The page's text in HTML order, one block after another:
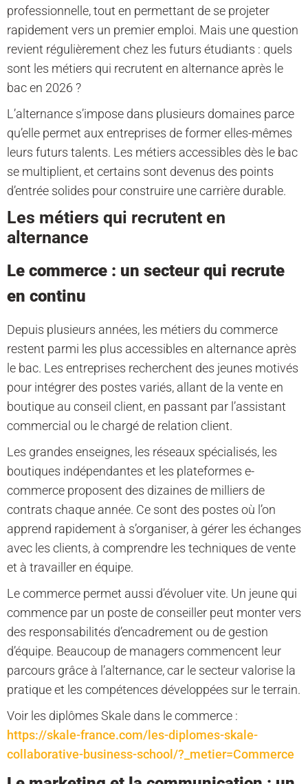
professionnelle, tout en permettant de se projeter
rapidement vers un premier emploi. Mais une question
revient régulièrement chez les futurs étudiants : quels
sont les métiers qui recrutent en alternance après le
bac en 2026 ?
L’alternance s’impose dans plusieurs domaines parce
qu’elle permet aux entreprises de former elles-mêmes
leurs futurs talents. Les métiers accessibles dès le bac
se multiplient, et certains sont devenus des points
d’entrée solides pour construire une carrière durable.
Les métiers qui recrutent en
alternance
Le commerce : un secteur qui recrute
en continu
Depuis plusieurs années, les métiers du commerce
restent parmi les plus accessibles en alternance après
le bac. Les entreprises recherchent des jeunes motivés
pour intégrer des postes variés, allant de la vente en
boutique au conseil client, en passant par l’assistant
commercial ou le chargé de relation client.
Les grandes enseignes, les réseaux spécialisés, les
boutiques indépendantes et les plateformes e-
commerce proposent des dizaines de milliers de
contrats chaque année. Ce sont des postes où l’on
apprend rapidement à s’organiser, à gérer les échanges
avec les clients, à comprendre les techniques de vente
et à travailler en équipe.
Le commerce permet aussi d’évoluer vite. Un jeune qui
commence par un poste de conseiller peut monter vers
des responsabilités d’encadrement ou de gestion
d’équipe. Beaucoup de managers commencent leur
parcours grâce à l’alternance, car le secteur valorise la
pratique et les compétences développées sur le terrain.
Voir les diplômes Skale dans le commerce :
https://skale-france.com/les-diplomes-skale-
collaborative-business-school/?_metier=Commerce